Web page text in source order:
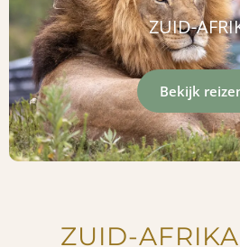
ZUID-
Bekijk
ZUID-